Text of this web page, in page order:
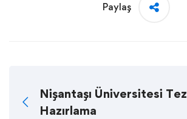
Paylaş
Nişantaşı Üniversitesi Tez
Hazırlama